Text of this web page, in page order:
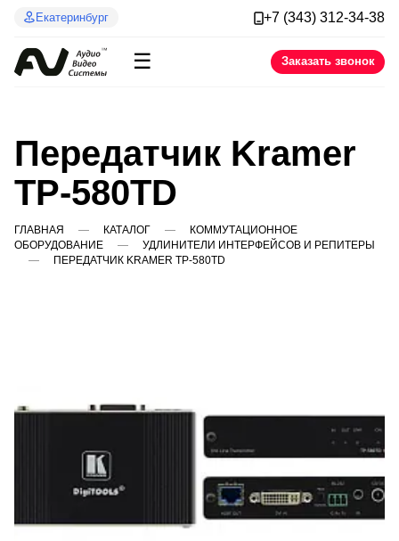
Екатеринбург +7 (343) 312-34-38
☰ Заказать звонок
Передатчик Kramer
TP-580TD
ГЛАВНАЯ КАТАЛОГ
КОММУТАЦИОННОЕ
ОБОРУДОВАНИЕ
УДЛИНИТЕЛИ ИНТЕРФЕЙСОВ И РЕПИТЕРЫ
ПЕРЕДАТЧИК KRAMER TP-580TD